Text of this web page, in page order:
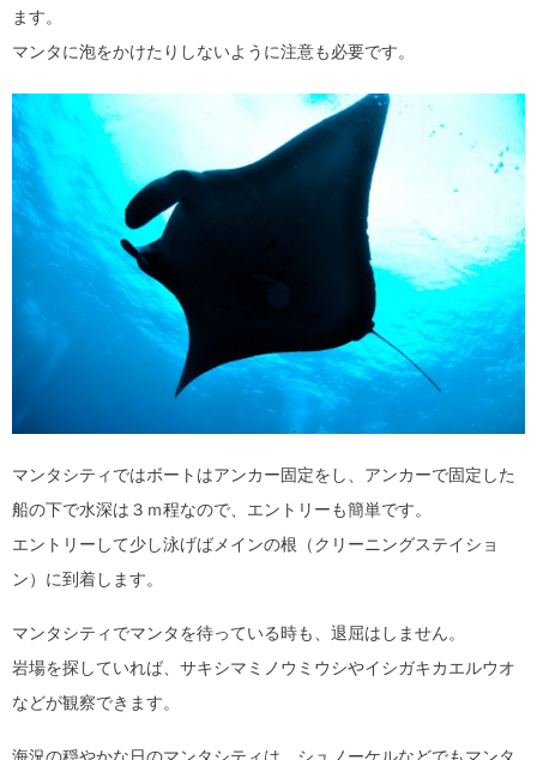
ます。
マンタに泡をかけたりしないように注意も必要です。
マンタシティではボートはアンカー固定をし、アンカーで固定した
船の下で水深は３ｍ程なので、エントリーも簡単です。
エントリーして少し泳げばメインの根（クリーニングステイショ
ン）に到着します。
マンタシティでマンタを待っている時も、退屈はしません。
岩場を探していれば、サキシマミノウミウシやイシガキカエルウオ
などが観察できます。